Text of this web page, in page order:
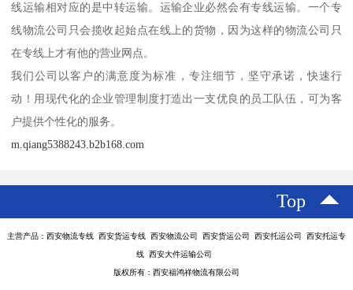
线运输相对应的是中转运输。运输企业必然会有专线运输。一个专
线物流公司只会揽收起始点在线上的货物，因为这样的物流公司只
在专线上才有他的营业网点。
我们公司以客户的满意度为标准，专注细节，坚守承诺，快速行
动！用现代化的企业管理制度打造出一支优良的员工队伍，可为客
户提供个性化的服务。
m.qiang5388243.b2b168.com
Top
主营产品：西安物流专线 西安货运专线 西安物流公司 西安货运公司 西安托运公司 西安托运专
线 西安大件运输公司
版权所有：西安福鸿祥物流有限公司